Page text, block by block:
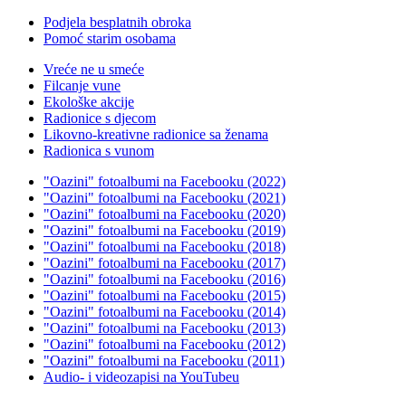
Podjela besplatnih obroka
Pomoć starim osobama
Vreće ne u smeće
Filcanje vune
Ekološke akcije
Radionice s djecom
Likovno-kreativne radionice sa ženama
Radionica s vunom
"Oazini" fotoalbumi na Facebooku (2022)
"Oazini" fotoalbumi na Facebooku (2021)
"Oazini" fotoalbumi na Facebooku (2020)
"Oazini" fotoalbumi na Facebooku (2019)
"Oazini" fotoalbumi na Facebooku (2018)
"Oazini" fotoalbumi na Facebooku (2017)
"Oazini" fotoalbumi na Facebooku (2016)
"Oazini" fotoalbumi na Facebooku (2015)
"Oazini" fotoalbumi na Facebooku (2014)
"Oazini" fotoalbumi na Facebooku (2013)
"Oazini" fotoalbumi na Facebooku (2012)
"Oazini" fotoalbumi na Facebooku (2011)
Audio- i videozapisi na YouTubeu